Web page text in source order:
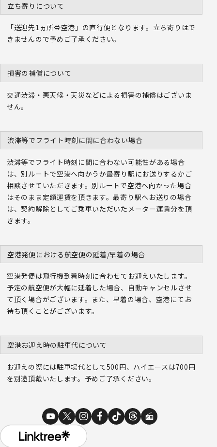
立ち寄りについて
「送迎先1ヵ所⇔空港」の直行便となります。立ち寄りはで
きませんので予めご了承ください。
損害の補償について
交通渋滞・悪天候・天災などによる損害の補償はございま
せん。
渋滞等でフライト時刻に間に合わない場合
渋滞等でフライト時刻に間に合わない可能性がある場合
は、別ルートで空港へ向かうか最寄り駅にお送りするかご
相談させていただきます。別ルートで空港へ向かった場合
はそのまま定額運賃を頂きます。最寄り駅へお送りの場合
は、契約解除としてご乗車いただいたメーター運賃分を頂
きます。
空港発便における航空便の延着/早着の場合
空港発便は飛行機到着時刻に合わせてお迎えいたします。
予定の航空便が大幅に延着した場合、自動キャンセルさせ
て頂く場合がございます。また、早着の場合、空港にてお
待ち頂くことがございます。
空港お迎え時の駐車代について
お迎えの際には駐車場代として500円、ハイエースは700円
を別途頂戴いたします。予めご了承ください。